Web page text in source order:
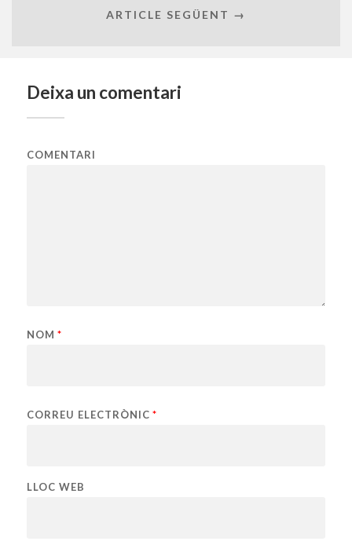
ARTICLE SEGÜENT →
Deixa un comentari
COMENTARI
NOM *
CORREU ELECTRÒNIC *
LLOC WEB